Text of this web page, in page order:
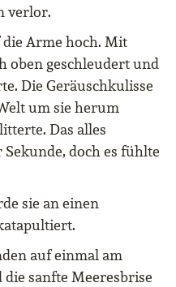
verlor.
Arme hoch. Mit
oben geschleudert und
Die Geräuschkulisse
um sie herum
Das alles
doch es fühlte
sie an einen
auf einmal am
sanfte Meeresbrise